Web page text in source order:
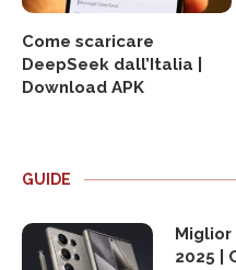
Come scaricare
DeepSeek dall’Italia |
Download APK
GUIDE
Miglior
2025 |